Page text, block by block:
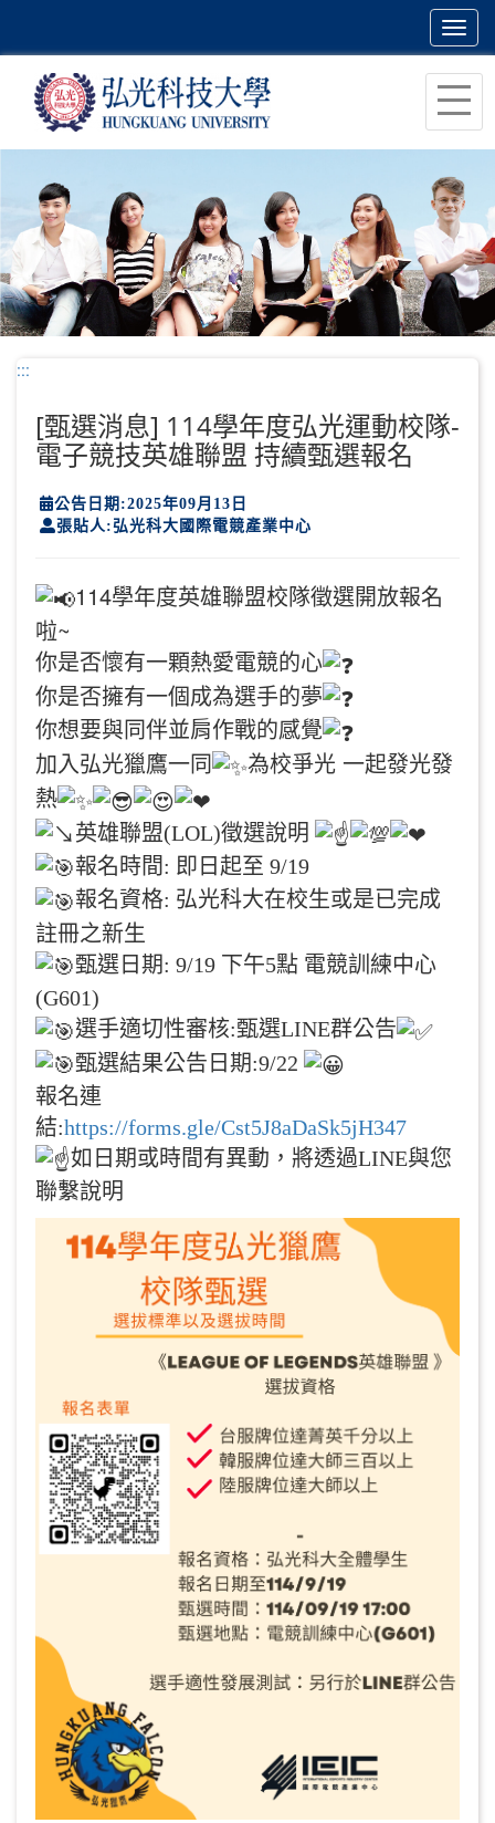
主
容
區
塊
:::
[甄選消息] 114學年度弘光運動校隊-
電子競技英雄聯盟 持續甄選報名
公告日期:2025年09月13日
張貼人:弘光科大國際電競產業中心
114學年度英雄聯盟校隊徵選開放報名
啦~
你是否懷有一顆熱愛電競的心
你是否擁有一個成為選手的夢
你想要與同伴並肩作戰的感覺
加入弘光獵鷹一同
為校爭光 一起發光發
熱
英雄聯盟(LOL)徵選說明
報名時間: 即日起至 9/19
報名資格: 弘光科大在校生或是已完成
註冊之新生
甄選 日期: 9/19 下午5點 電競訓練中心
(G601)
選手適切性審核:甄選LINE群公告
甄選結果公告日期:9/22
報名連
結:https://forms.gle/Cst5J8aDaSk5jH347
如日期或時間有異動，將透過LINE與您
聯繫說明